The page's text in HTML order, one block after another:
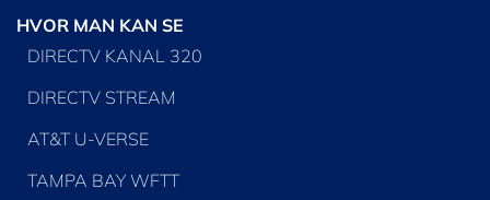
HVOR MAN KAN SE
DIRECTV KANAL 320
DIRECTV STREAM
AT&T U-VERSE
TAMPA BAY WFTT